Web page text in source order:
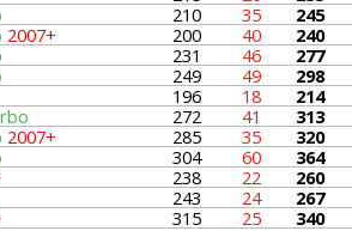
210 35 245
2007+ 200 40 240
231 46 277
249 49 298
196 18 214
272 41 313
2007+ 285 35 320
304 60 364
238 22 260
243 24 267
315 25 340